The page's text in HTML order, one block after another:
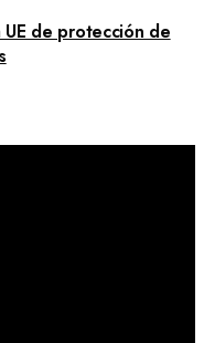
de protección de